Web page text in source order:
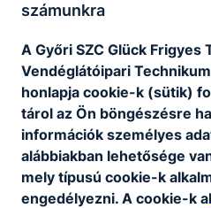
KAPCSOLÓDÓ HÍREK
számunkra
A Győri SZC Glück Frigyes
Vendéglátóipari
honlapja cookie-k (sütik)
tárol az Ön böngészésre
információk személyes
alábbiakban lehetősége
mely típusú cookie-k
engedélyezni. A cookie-k